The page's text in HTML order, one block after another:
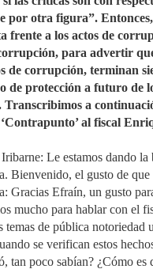
por otra figura”.
frente a los actos de
para advertir
de corrupción, terminan
de protección a futuro de
a
al fiscal
Le estamos dando la
Bienvenido, el gusto de que
Gracias Efraín, un gusto
mucho para hablar con el
temas de pública notoriedad
se verifican estos
tan poco sabían? ¿Cómo es